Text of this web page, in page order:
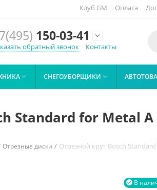
Клуб GM Оплата
150-03-41

обратный звонок
Контакты
 СНЕГОУБОРЩИКИ 
Standard for Metal
Отрезные диски / Отрезной круг Bosch
В
